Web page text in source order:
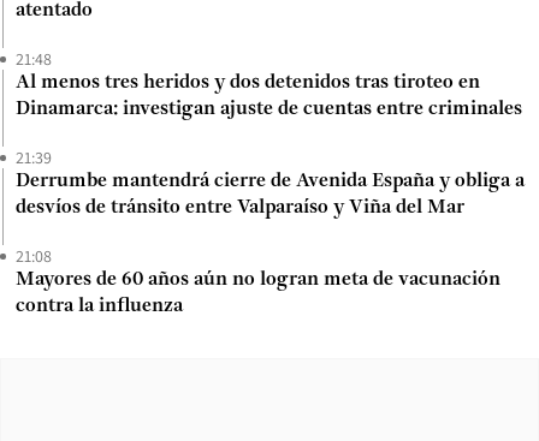
atentado
21:48
Al menos tres heridos y dos detenidos tras tiroteo en
Dinamarca: investigan ajuste de cuentas entre criminales
21:39
Derrumbe mantendrá cierre de Avenida España y obliga a
desvíos de tránsito entre Valparaíso y Viña del Mar
21:08
Mayores de 60 años aún no logran meta de vacunación
contra la influenza